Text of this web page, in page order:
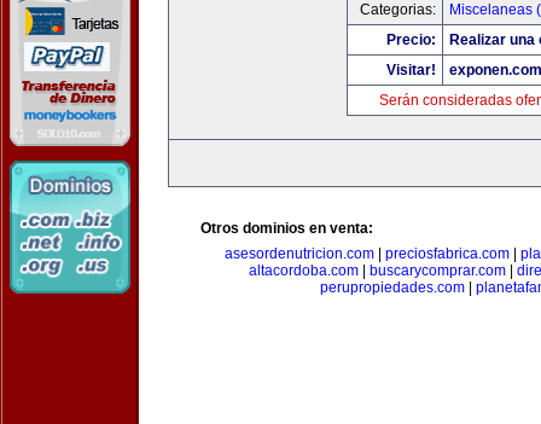
Categorias:
Miscelaneas
Precio:
Realizar una
Visitar!
exponen.com
Serán consideradas
Otros dominios en venta:
asesordenutricion.com
preciosfabrica.com
altacordoba.com
buscarycomprar.com
perupropiedades.com